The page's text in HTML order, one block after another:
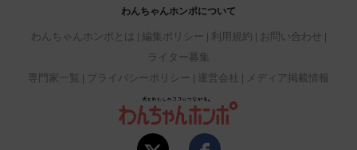
わんちゃんホンポについて
わんちゃんホンポとは 編集ポリシー 利用規約
お問い合わせ
ライター募集
専門家一覧
プライバシーポリシー 運営会社 メディア掲載情報